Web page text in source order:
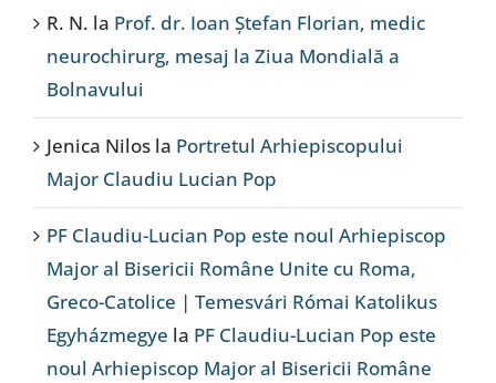
R. N. la Prof. dr. Ioan Ștefan Florian, medic
neurochirurg, mesaj la Ziua Mondială a
Bolnavului
Jenica Nilos la Portretul Arhiepiscopului
Major Claudiu Lucian Pop
PF Claudiu-Lucian Pop este noul Arhiepiscop
Major al Bisericii Române Unite cu Roma,
Greco-Catolice | Temesvári Római Katolikus
Egyházmegye la PF Claudiu-Lucian Pop este
noul Arhiepiscop Major al Bisericii Române